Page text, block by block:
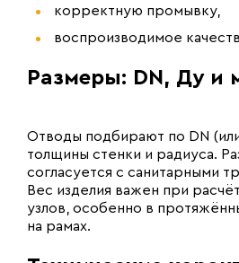
корректную промывку,
воспроизводимое
Размеры: DN, Ду и
Отводы подбирают по DN
толщины стенки и радиуса.
согласуется с санитарными
Вес изделия важен при
узлов, особенно в
на рамах.